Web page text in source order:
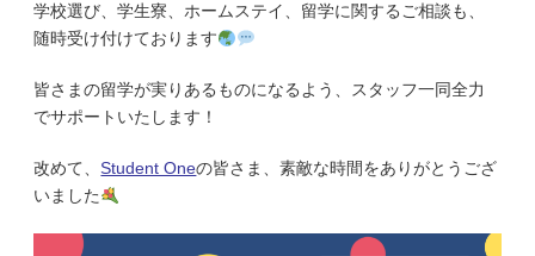
学校選び、学生寮、ホームステイ、留学に関するご相談も、
随時受け付けております
皆さまの留学が実りあるものになるよう、スタッフ一同全力
でサポートいたします！
改めて、Student Oneの皆さま、素敵な時間をありがとうござ
いました